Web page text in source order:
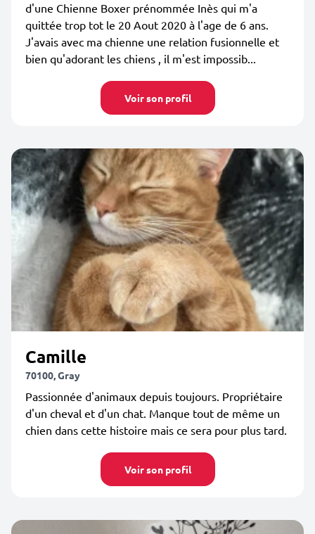
d'une Chienne Boxer prénommée Inès qui m'a
quittée trop tot le 20 Aout 2020 à l'age de 6 ans.
J'avais avec ma chienne une relation fusionnelle et
bien qu'adorant les chiens , il m'est impossib...
Voir son profil
Camille
70100, Gray
Passionnée d'animaux depuis toujours. Propriétaire
d'un cheval et d'un chat. Manque tout de même un
chien dans cette histoire mais ce sera pour plus tard.
Voir son profil